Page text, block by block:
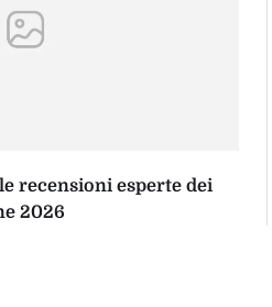
recensioni esperte dei
2026